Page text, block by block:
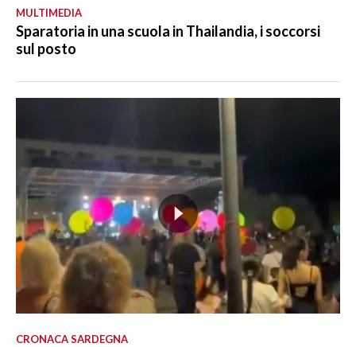
MULTIMEDIA
Sparatoria in una scuola in Thailandia, i soccorsi
sul posto
CRONACA SARDEGNA